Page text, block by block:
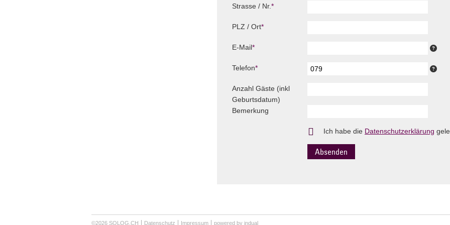
Strasse / Nr.*Pflichtfeld
PLZ / Ort*Pflichtfeld
E-Mail*Pflichtfeld
Telefon*Pflichtfeld
Anzahl Gäste (inkl
Geburtsdatum)
Bemerkung
Ich habe die Datenschutzerklärung
©2026 SOLOG.CH Datenschutz Impressum powered by indual